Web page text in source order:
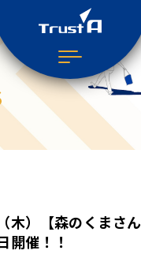
木）【森のくまさん
開催！！